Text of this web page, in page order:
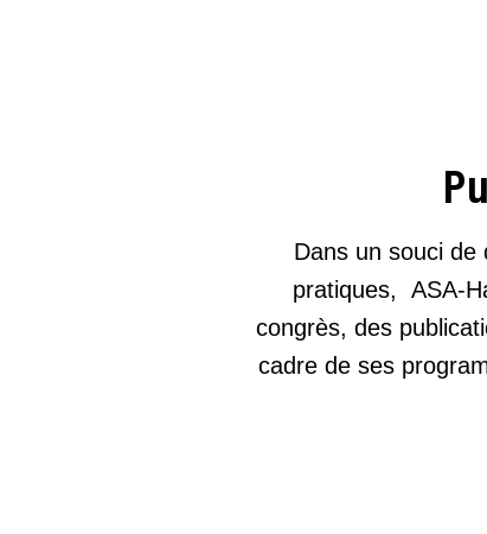
Dans un souci de
pratiques, ASA-
congrès, des
cadre de ses